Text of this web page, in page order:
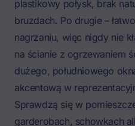
plastikowy połysk, brak
bruzdach. Po drugie –
nagrzaniu, więc nigdy nie
na ścianie z ogrzewaniem
dużego, południowego
akcentową w
Sprawdzą się w
garderobach, schowkach